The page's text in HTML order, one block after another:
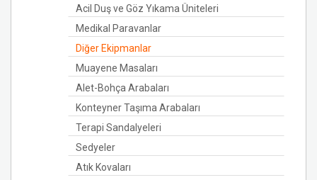
Acil Duş ve Göz Yıkama Üniteleri
Medikal Paravanlar
Diğer Ekipmanlar
Muayene Masaları
Alet-Bohça Arabaları
Konteyner Taşıma Arabaları
Terapi Sandalyeleri
Sedyeler
Atık Kovaları